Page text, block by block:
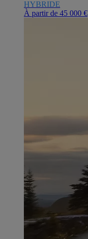
HYBRIDE
À partir de 45 000 €